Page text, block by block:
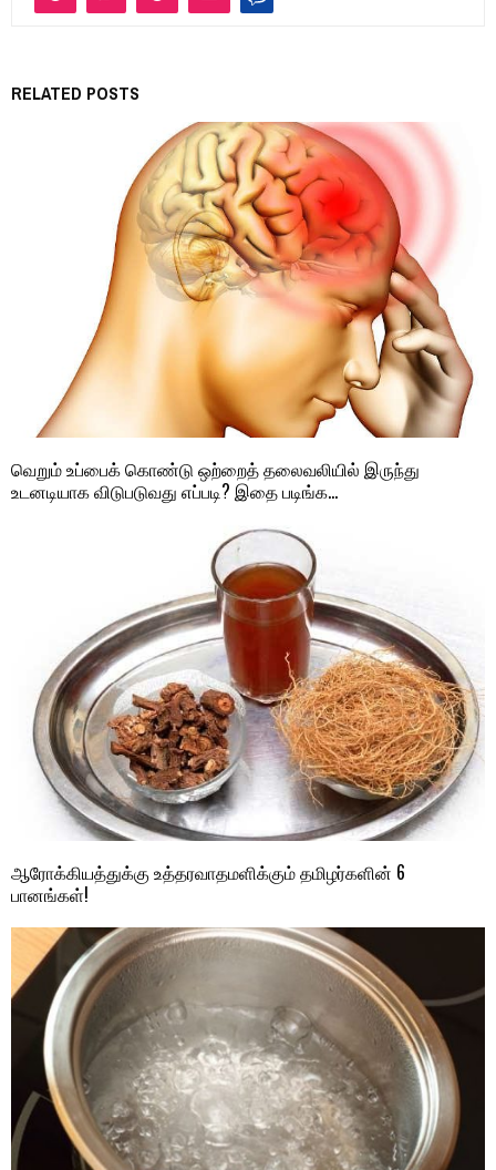
RELATED POSTS
வெறும் உப்பைக் கொண்டு ஒற்றைத் தலைவலியில் இருந்து
உடனடியாக விடுபடுவது எப்படி? இதை படிங்க…
ஆரோக்கியத்துக்கு உத்தரவாதமளிக்கும் தமிழர்களின் 6
பானங்கள்!